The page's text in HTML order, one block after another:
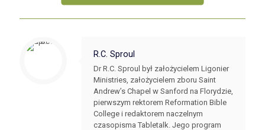
R.C. Sproul
Dr R.C. Sproul był założycielem Ligonier
Ministries, założycielem zboru Saint
Andrew’s Chapel w Sanford na Florydzie,
pierwszym rektorem Reformation Bible
College i redaktorem naczelnym
czasopisma Tabletalk. Jego program